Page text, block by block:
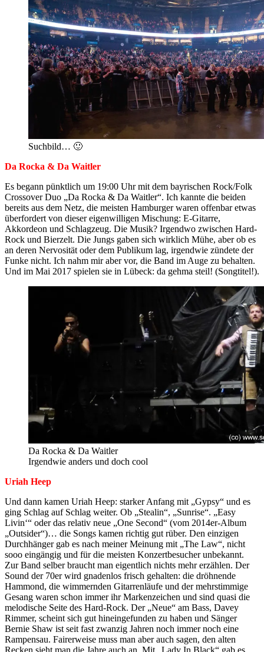
Suchbild… 🙂
Da Rocka & Da Waitler
Es begann pünktlich um 19:00 Uhr mit dem bayrischen Rock/Folk
Crossover Duo „Da Rocka & Da Waitler“. Ich kannte die beiden
bereits aus dem Netz, die meisten Hamburger waren offenbar etwas
überfordert von dieser eigenwilligen Mischung: E-Gitarre,
Akkordeon und Schlagzeug. Die Musik? Irgendwo zwischen Hard-
Rock und Bierzelt. Die Jungs gaben sich wirklich Mühe, aber ob es
an deren Nervosität oder dem Publikum lag, irgendwie zündete der
Funke nicht. Ich nahm mir aber vor, die Band im Auge zu behalten.
Und im Mai 2017 spielen sie in Lübeck: da gehma steil! (Songtitel!).
Da Rocka & Da Waitler
Irgendwie anders und doch cool
Uriah Heep
Und dann kamen Uriah Heep: starker Anfang mit „Gypsy“ und es
ging Schlag auf Schlag weiter. Ob „Stealin“, „Sunrise“. „Easy
Livin‘“ oder das relativ neue „One Second“ (vom 2014er-Album
„Outsider“)… die Songs kamen richtig gut rüber. Den einzigen
Durchhänger gab es nach meiner Meinung mit „The Law“, nicht
sooo eingängig und für die meisten Konzertbesucher unbekannt.
Zur Band selber braucht man eigentlich nichts mehr erzählen. Der
Sound der 70er wird gnadenlos frisch gehalten: die dröhnende
Hammond, die wimmernden Gitarrenläufe und der mehrstimmige
Gesang waren schon immer ihr Markenzeichen und sind quasi die
melodische Seite des Hard-Rock. Der „Neue“ am Bass, Davey
Rimmer, scheint sich gut hineingefunden zu haben und Sänger
Bernie Shaw ist seit fast zwanzig Jahren noch immer noch eine
Rampensau. Fairerweise muss man aber auch sagen, den alten
Recken sieht man die Jahre auch an. Mit „Lady In Black“ gab es